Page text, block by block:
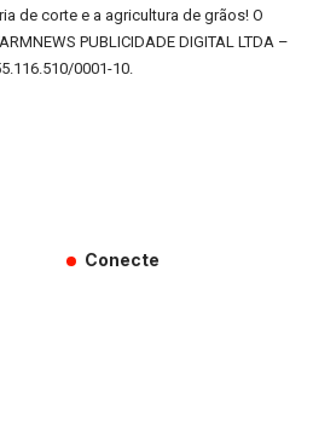
de corte e a agricultura de grãos! O
PUBLICIDADE DIGITAL LTDA –
0001-10.
Conecte